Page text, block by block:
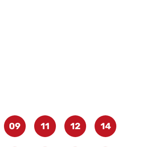
09 11 12 14